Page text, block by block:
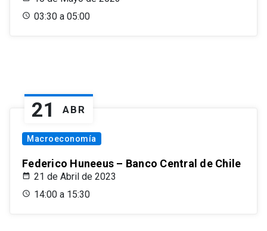
03:30 a 05:00
21 ABR
Macroeconomía
Federico Huneeus – Banco Central de Chile
21 de Abril de 2023
14:00 a 15:30